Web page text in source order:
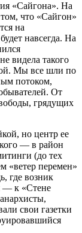
«Сайгона». На
что «Сайгон»
на
навсегда. На
видела такого
Мы все шли по
потоком,
От
грядущих
но центр ее
— в район
(до тех
«ветер перемен»
где возник
— к «Стене
свои газетки